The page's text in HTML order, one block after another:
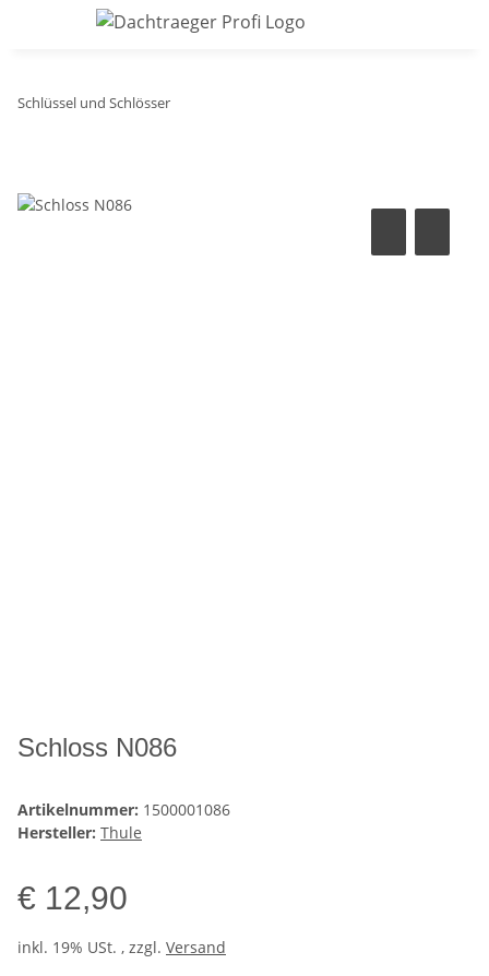
Schlüssel und Schlösser
Schloss N086
Artikelnummer: 1500001086
Hersteller: Thule
€ 12,90
inkl. 19% USt. , zzgl. Versand